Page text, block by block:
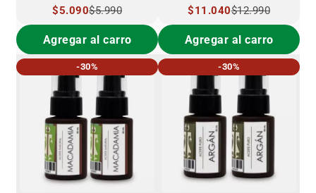
PRECIO
ESPECIAL
$5.090$5.990
Agregar al carro
PRECIO
ESPECIAL
$11.040$12.990
Agregar al carro
-30% -30%